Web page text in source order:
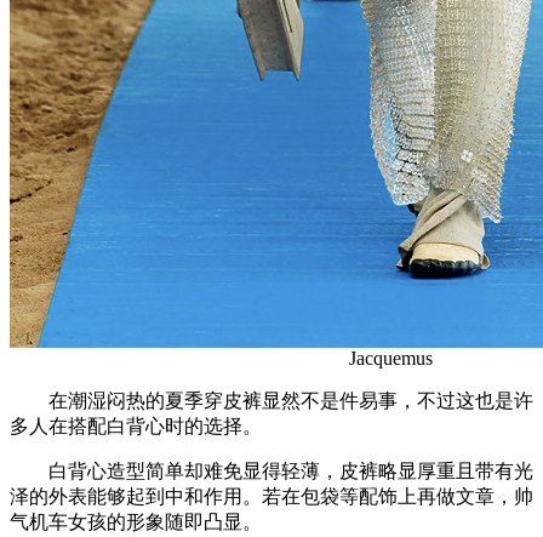
Jacquemus
在潮湿闷热的夏季穿皮裤显然不是件易事，不过这也是许
多人在搭配白背心时的选择。
白背心造型简单却难免显得轻薄，皮裤略显厚重且带有光
泽的外表能够起到中和作用。若在包袋等配饰上再做文章，帅
气机车女孩的形象随即凸显。